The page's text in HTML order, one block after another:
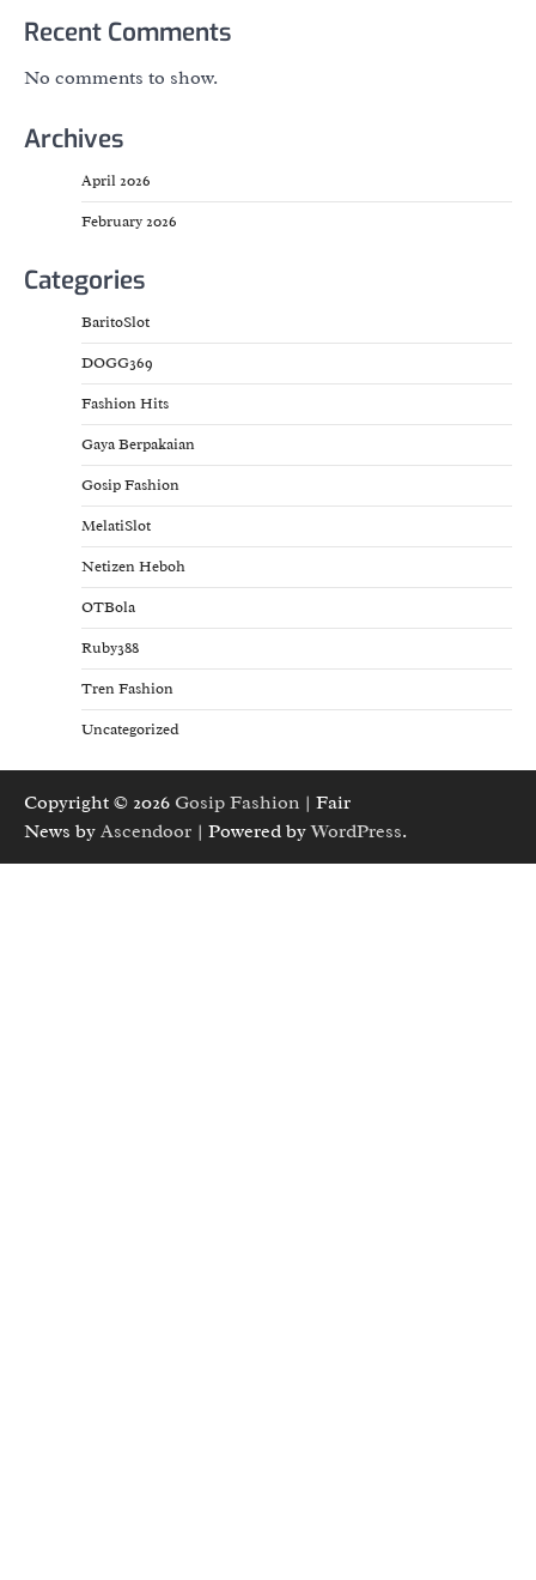
Recent Comments
No comments to show.
Archives
April 2026
February 2026
Categories
BaritoSlot
DOGG369
Fashion Hits
Gaya Berpakaian
Gosip Fashion
MelatiSlot
Netizen Heboh
OTBola
Ruby388
Tren Fashion
Uncategorized
Copyright © 2026 Gosip Fashion | Fair
News by Ascendoor | Powered byWordPress.